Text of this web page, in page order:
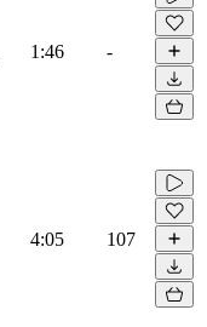
1:46 -
4:05 107